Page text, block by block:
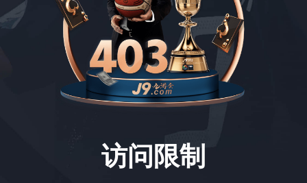
访问限制